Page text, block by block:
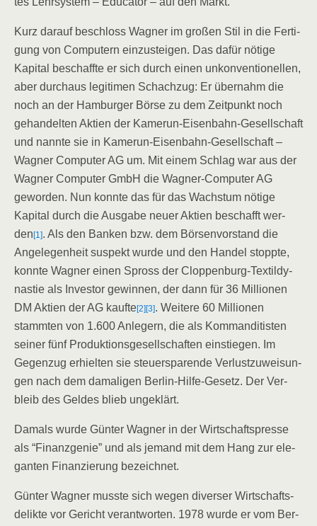
Kurz dar­auf beschloss Wag­ner im gro­ßen Stil in die Fer­ti­
gung von Com­pu­tern ein­zu­stei­gen. Das dafür nöti­ge
Kapi­tal beschaff­te er sich durch einen unkon­ven­tio­nel­len,
aber durch­aus legi­ti­men Schach­zug: Er über­nahm die
noch an der Ham­bur­ger Bör­se zu dem Zeit­punkt noch
gehan­del­ten Akti­en der Kame­run-Eisen­bahn-Gesell­schaft
und nann­te sie in Kame­run-Eisen­bahn-Gesell­schaft –
Wag­ner Com­pu­ter AG um. Mit einem Schlag war aus der
Wag­ner Com­pu­ter GmbH die Wag­ner-Com­pu­ter AG
gewor­den. Nun konn­te das für das Wachs­tum nöti­ge
Kapi­tal durch die Aus­ga­be neu­er Akti­en beschafft wer­
den [1]. Als den Ban­ken bzw. dem Bör­sen­vor­stand die
Ange­le­gen­heit suspekt wur­de und den Han­del stopp­te,
konn­te Wag­ner einen Spross der Clop­pen­burg-Tex­til­dy­
nas­tie als Inves­tor gewin­nen, der dann für 36 Mil­lio­nen
DM Akti­en der AG kauf­te[2] [3]. Wei­te­re 60 Mil­lio­nen
stamm­ten von 1.600 Anle­gern, die als Kom­man­di­tis­ten
sei­ner fünf Pro­duk­ti­ons­ge­sell­schaf­ten ein­stie­gen. Im
Gegen­zug erhiel­ten sie steu­er­spa­ren­de Ver­lust­zu­wei­sun­
gen nach dem dama­li­gen Ber­lin-Hil­fe-Gesetz. Der Ver­
bleib des Gel­des blieb ungeklärt.
Damals wur­de Gün­ter Wag­ner in der Wirt­schafts­pres­se
als “Finanz­ge­nie” und als jemand mit dem Hang zur ele­
gan­ten Finan­zie­rung bezeichnet.
Gün­ter Wag­ner muss­te sich wegen diver­ser Wirt­schafts­
de­lik­te vor Gericht ver­ant­wor­ten. 1978 wur­de er vom Ber­